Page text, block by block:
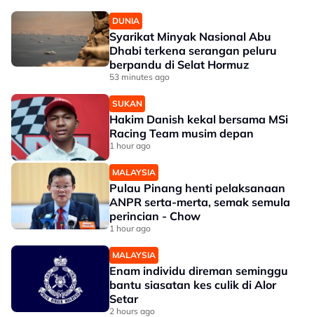
DUNIA
Syarikat Minyak Nasional Abu
Dhabi terkena serangan peluru
berpandu di Selat Hormuz
53 minutes ago
SUKAN
Hakim Danish kekal bersama MSi
Racing Team musim depan
1 hour ago
MALAYSIA
Pulau Pinang henti pelaksanaan
ANPR serta-merta, semak semula
perincian - Chow
1 hour ago
MALAYSIA
Enam individu direman seminggu
bantu siasatan kes culik di Alor
Setar
2 hours ago